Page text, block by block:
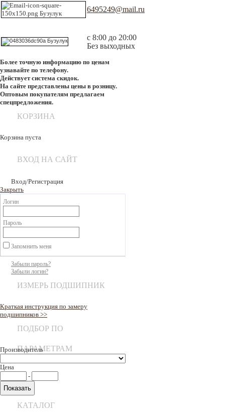
6495249@mail.ru
с 8:00 до 20:00
Без выходных
Более точную информацию по ценам
узнавайте по телефону.
Действует система скидок.
На сайте представлены цены в розницу.
Оптовым покупателям предлагаем
спецпредложения.
КОРЗИНА
Корзина пуста
ВХОД НА САЙТ
Вход/Регистрация
Закрыть
Логин
Пароль
Запомнить меня
Забыли пароль?
Забыли логин?
ИЗМЕРЬ ПОДШИПНИК
Краткая инструкция по замеру
подшипников >>
ПОДБОР ПО
ПАРАМЕТРАМ
Производитель
Цена
-
КАТАЛОГ